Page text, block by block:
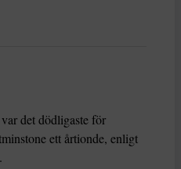
det dödligaste för
ett årtionde, enligt